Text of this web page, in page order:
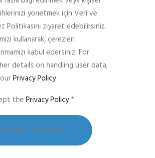
yönetmek için Veri ve
Politikasını ziyaret edebilirsiniz.
kullanarak, çerezleri
kabul edersiniz. For
details on handling user data,
Privacy Policy
the Privacy Policy*